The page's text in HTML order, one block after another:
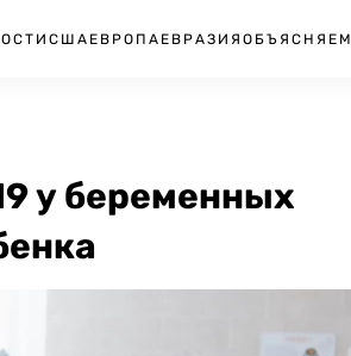
США ЕВРОПА ЕВРАЗИЯ ОБЪЯСНЯЕМ
у беременных